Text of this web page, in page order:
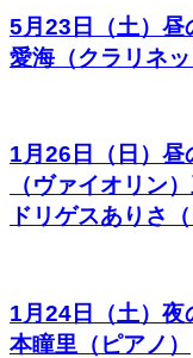
5月23日（土）昼
愛海（クラリネ
1月26日（日）
（ヴァイオリン
ドリゲスありさ
1月24日（土）夜
本瞳里（ピアノ）